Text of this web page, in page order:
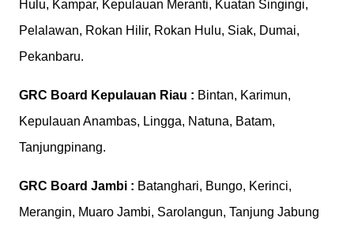
Hulu, Kampar, Kepulauan Meranti, Kuatan Singingi,
Pelalawan, Rokan Hilir, Rokan Hulu, Siak, Dumai,
Pekanbaru.
GRC Board Kepulauan Riau : Bintan, Karimun,
Kepulauan Anambas, Lingga, Natuna, Batam,
Tanjungpinang.
GRC Board Jambi : Batanghari, Bungo, Kerinci,
Merangin, Muaro Jambi, Sarolangun, Tanjung Jabung